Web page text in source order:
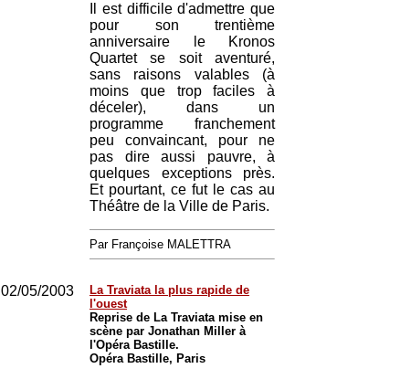
Il est difficile d'admettre que
pour son trentième
anniversaire le Kronos
Quartet se soit aventuré,
sans raisons valables (à
moins que trop faciles à
déceler), dans un
programme franchement
peu convaincant, pour ne
pas dire aussi pauvre, à
quelques exceptions près.
Et pourtant, ce fut le cas au
Théâtre de la Ville de Paris.
Par Françoise MALETTRA
02/05/2003
La Traviata la plus rapide de
l'ouest
Reprise de La Traviata mise en
scène par Jonathan Miller à
l'Opéra Bastille.
Opéra Bastille, Paris